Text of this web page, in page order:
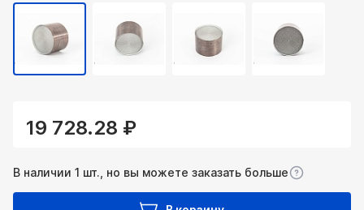
19 728.28 ₽
В наличии 1 шт., но вы можете заказать больше